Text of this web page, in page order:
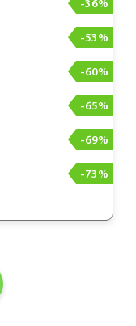
-36%
-53%
-60%
-65%
-69%
-73%